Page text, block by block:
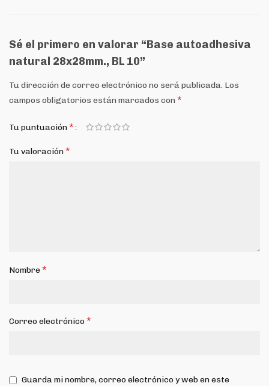
Sé el primero en valorar “Base autoadhesiva
natural 28x28mm., BL 10”
Tu dirección de correo electrónico no será publicada. Los
campos obligatorios están marcados con *
Tu puntuación*
Tu valoración*
Nombre*
Correo electrónico*
Guarda mi nombre, correo electrónico y web en este